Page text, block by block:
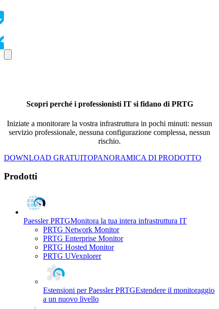
Scopri perché i professionisti IT si fidano di PRTG
Iniziate a monitorare la vostra infrastruttura in pochi minuti: nessun
servizio professionale, nessuna configurazione complessa, nessun
rischio.
DOWNLOAD GRATUITOPANORAMICA DI PRODOTTO
Prodotti
Paessler PRTGMonitora la tua intera infrastruttura IT
PRTG Network Monitor
PRTG Enterprise Monitor
PRTG Hosted Monitor
PRTG UVexplorer
Estensioni per Paessler PRTGEstendere il monitoraggio
a un nuovo livello